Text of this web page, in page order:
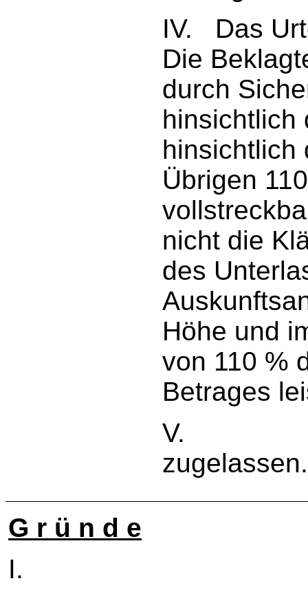
IV. Das
Die
durch
hinsichtlich
hinsichtlich
Übrigen
nicht die
des
Höhe und
von 110 %
Betrages
V. Die
zugelassen.
G r ü n d e
I.